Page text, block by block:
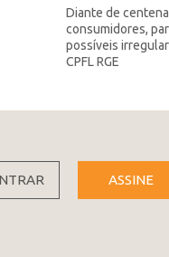
Diante de
consumidores,
possíveis
CPFL RGE
ASSINE